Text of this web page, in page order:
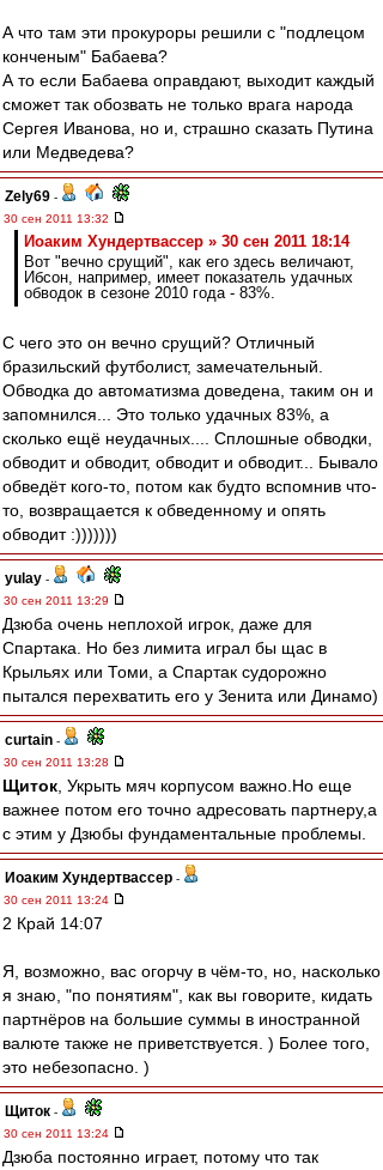
А что там эти прокуроры решили с "подлецом
конченым" Бабаева?
А то если Бабаева оправдают, выходит каждый
сможет так обозвать не только врага народа
Сергея Иванова, но и, страшно сказать Путина
или Медведева?
Zely69 -
30 сен 2011 13:32
Иоаким Хундертвассер » 30 сен 2011 18:14
Вот "вечно срущий", как его здесь величают,
Ибсон, например, имеет показатель удачных
обводок в сезоне 2010 года - 83%.
С чего это он вечно срущий? Отличный
бразильский футболист, замечательный.
Обводка до автоматизма доведена, таким он и
запомнился... Это только удачных 83%, а
сколько ещё неудачных.... Сплошные обводки,
обводит и обводит, обводит и обводит... Бывало
обведёт кого-то, потом как будто вспомнив что-
то, возвращается к обведенному и опять
обводит :)))))))
yulay -
30 сен 2011 13:29
Дзюба очень неплохой игрок, даже для
Спартака. Но без лимита играл бы щас в
Крыльях или Томи, а Спартак судорожно
пытался перехватить его у Зенита или Динамо)
curtain -
30 сен 2011 13:28
Щиток , Укрыть мяч корпусом важно.Но еще
важнее потом его точно адресовать партнеру,а
с этим у Дзюбы фундаментальные проблемы.
Иоаким Хундертвассер -
30 сен 2011 13:24
2 Край 14:07
Я, возможно, вас огорчу в чём-то, но, насколько
я знаю, "по понятиям", как вы говорите, кидать
партнёров на большие суммы в иностранной
валюте также не приветствуется. ) Более того,
это небезопасно. )
Щиток -
30 сен 2011 13:24
Дзюба постоянно играет, потому что так